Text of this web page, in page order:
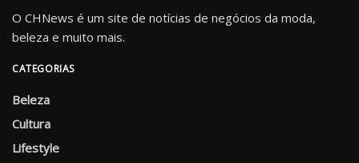
O CHNews é um site de notícias de negócios da moda,
beleza e muito mais.
CATEGORIAS
Beleza
Cultura
Lifestyle